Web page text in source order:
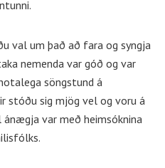
val um það að fara og syngja
nemenda var góð og var
söngstund á
stóðu sig mjög vel og voru á
var með heimsóknina